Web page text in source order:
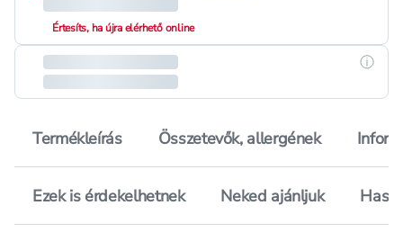
Értesíts, ha újra elérhető online
Termékleírás Összetevők, allergének
Ezek is érdekelhetnek Neked ajánljuk